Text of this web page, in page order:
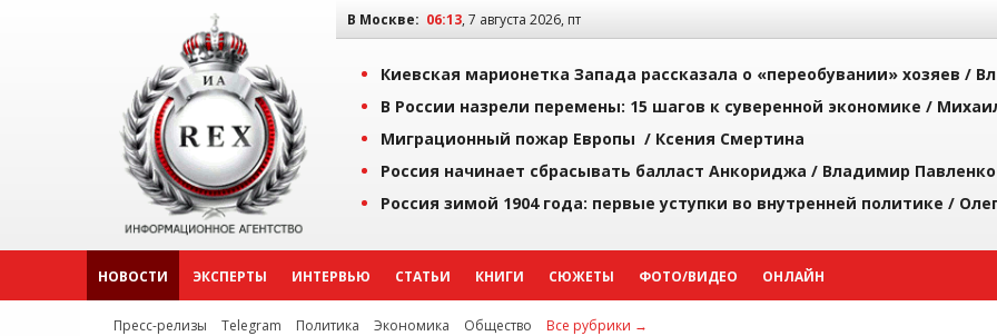
В Москве: 06:13, 7 августа 2026, пт
Киевская марионетка Запада рассказала о «переобувании» хозяев /
В России назрели перемены: 15 шагов к суверенной экономике /
Миграционный пожар Европы / Ксения Смертина
Россия начинает сбрасывать балласт Анкориджа / Владимир Павленко
Россия зимой 1904 года: первые уступки во внутренней политике /
НОВОСТИ ЭКСПЕРТЫ ИНТЕРВЬЮ СТАТЬИ КНИГИ СЮЖЕТЫ ФОТО/ВИДЕО ОНЛАЙН
Пресс-релизы Telegram Политика Экономика Общество Все рубрики →